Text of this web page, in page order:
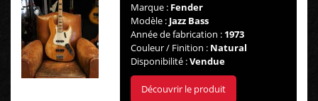
Marque : Fender
Modèle : Jazz Bass
Année de fabrication : 1973
Couleur / Finition : Natural
Disponibilité :Vendue
Découvrir le produit